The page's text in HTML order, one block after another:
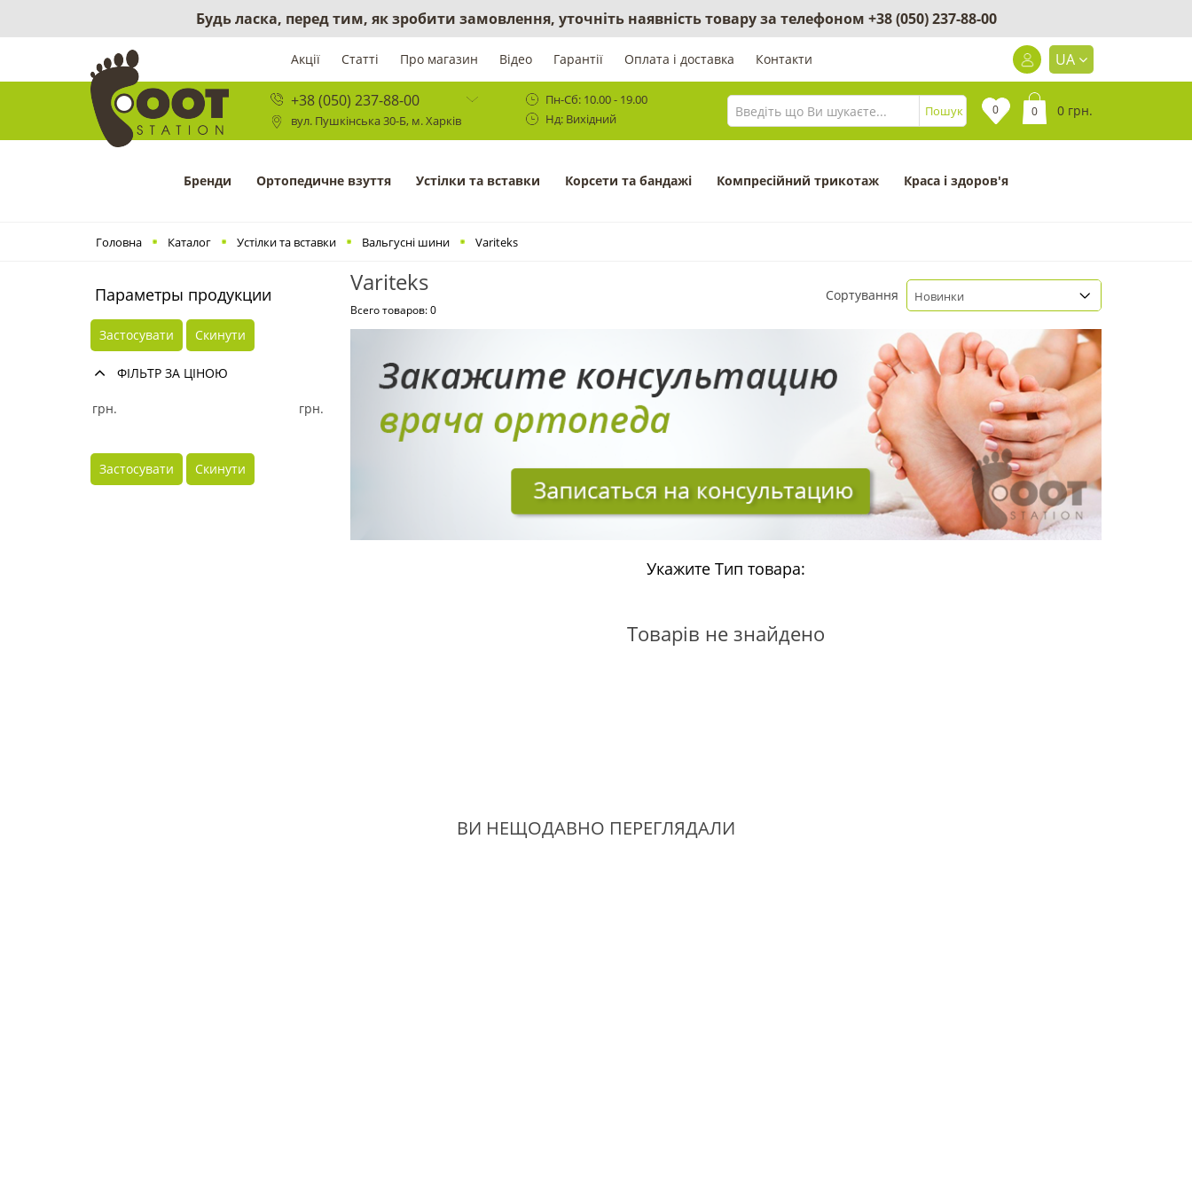
Будь ласка, перед тим, як зробити замовлення, уточніть наявність товару за телефоном +38 (050) 237-88-00
Акції Статті Про магазин Відео Гарантії Оплата і доставка Контакти UA
+38 (050) 237-88-00
вул. Пушкінська 30-Б, м. Харків
Пн-Сб: 10.00 - 19.00
Нд: Вихідний
Пошук 0 0 0 грн.
Бренди Ортопедичне взуття Устілки та вставки Корсети та бандажі Компресійний трикотаж Краса і здоров'я
Головна Каталог Устілки та вставки Вальгусні шини Variteks
Параметры продукции
Застосувати Скинути
ФІЛЬТР ЗА ЦІНОЮ
грн. грн.
Застосувати Скинути
Variteks
Всего товаров: 0
Сортування Новинки
Укажите Тип товара:
Товарів не знайдено
ВИ НЕЩОДАВНО ПЕРЕГЛЯДАЛИ